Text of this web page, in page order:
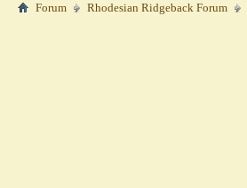
Forum Rhodesian Ridgeback Forum